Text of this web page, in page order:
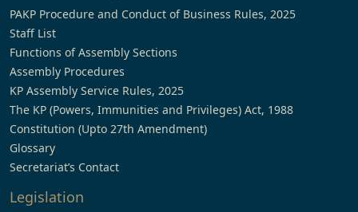
PAKP Procedure and Conduct of Business Rules, 2025
Staff List
Functions of Assembly Sections
Assembly Procedures
KP Assembly Service Rules, 2025
The KP (Powers, Immunities and Privileges) Act, 1988
Constitution (Upto 27th Amendment)
Glossary
Secretariat’s Contact
Legislation